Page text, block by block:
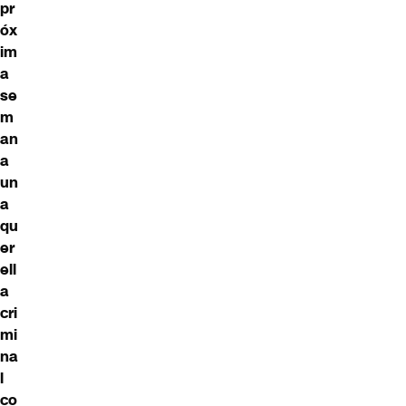
pr
óx
im
a
se
m
an
a
un
a
qu
er
ell
a
cri
mi
na
l
co